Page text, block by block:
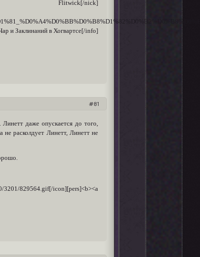
Flitwick[/nick]
и Заклинаний в Хогвартсе[/info]
81
даже опускается до того,
не расколдует Линетт, Линетт не
829564.gif[/icon][pers]<b><a